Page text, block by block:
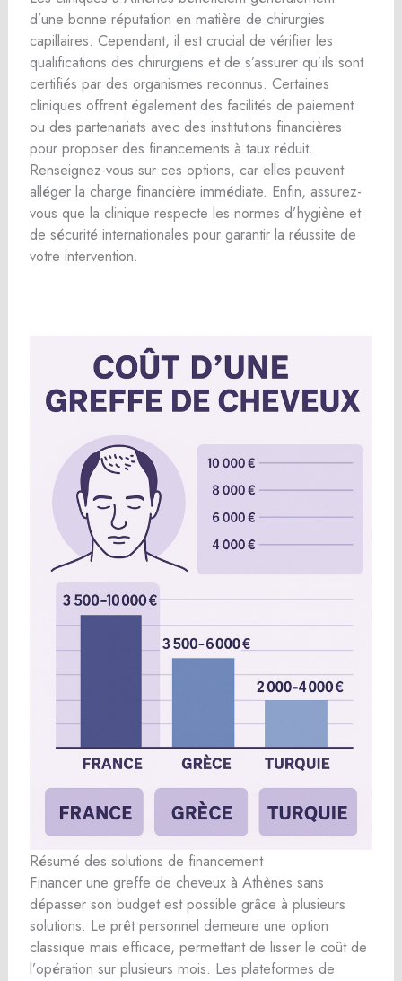
d’une bonne réputation en matière de chirurgies
capillaires. Cependant, il est crucial de vérifier les
qualifications des chirurgiens et de s’assurer qu’ils sont
certifiés par des organismes reconnus. Certaines
cliniques offrent également des facilités de paiement
ou des partenariats avec des institutions financières
pour proposer des financements à taux réduit.
Renseignez-vous sur ces options, car elles peuvent
alléger la charge financière immédiate. Enfin, assurez-
vous que la clinique respecte les normes d’hygiène et
de sécurité internationales pour garantir la réussite de
votre intervention.
Résumé des solutions de financement
Financer une greffe de cheveux à Athènes sans
dépasser son budget est possible grâce à plusieurs
solutions. Le prêt personnel demeure une option
classique mais efficace, permettant de lisser le coût de
l’opération sur plusieurs mois. Les plateformes de